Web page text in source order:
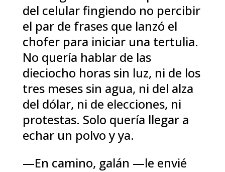
del celular fingiendo no percibir
el par de frases que lanzó el
chofer para iniciar una tertulia.
No quería hablar de las
dieciocho horas sin luz, ni de los
tres meses sin agua, ni del alza
del dólar, ni de elecciones, ni
protestas. Solo quería llegar a
echar un polvo y ya.
—En camino, galán —le envié